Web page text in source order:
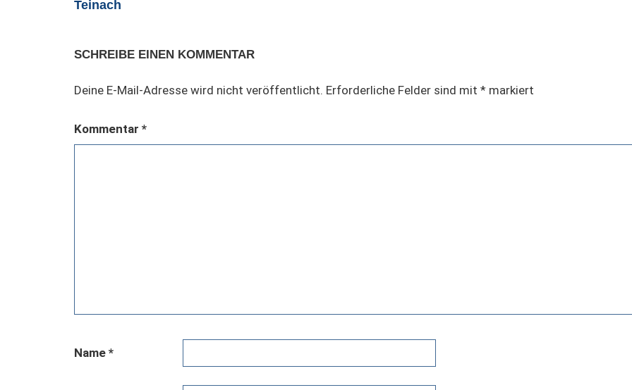
Teinach
SCHREIBE EINEN KOMMENTAR
Deine E-Mail-Adresse wird nicht veröffentlicht. Erforderliche Felder sind mit *markiert
Kommentar *
Name *